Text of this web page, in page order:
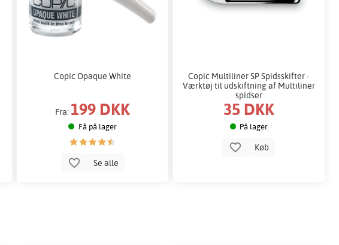
Copic Opaque White
Fra: 199 DKK
Få på lager
Se alle
Copic Multiliner SP Spidsskifter -
Værktøj til udskiftning af Multiliner
spidser
35 DKK
På lager
Køb